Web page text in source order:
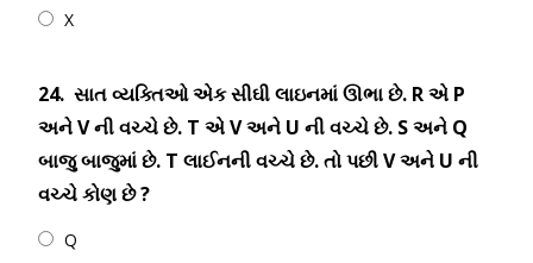
X
24. સાત વ્યક્તિઓ એક સીઘી લાઇનમાં ઊભા છે. R એ P
અને V ની વચ્ચે છે. T એ V અને U ની વચ્ચે છે. S અને Q
બાજુ બાજુમાં છે. T લાઈનની વચ્ચે છે. તો પછી V અને U ની
વચ્ચે કોણ છે ?
Q